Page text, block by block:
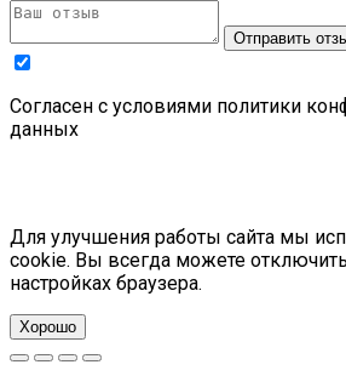
Отправить
Cогласен с условиями политики
данных
Для улучшения работы сайта мы
cookie. Вы всегда можете
настройках браузера.
Хорошо